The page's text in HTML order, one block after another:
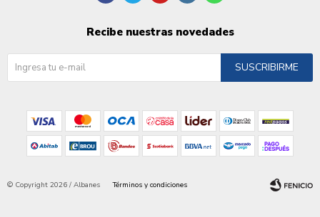
Recibe nuestras novedades
SUSCRIBIRME
© Copyright 2026 / Albanes Términos y condiciones